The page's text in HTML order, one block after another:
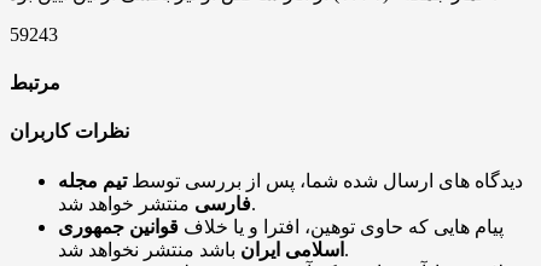
59243
مرتبط
نظرات کاربران
دیدگاه های ارسال شده شما، پس از بررسی توسطتیم مجله
فارسیمنتشر خواهد شد.
پیام هایی که حاوی توهین، افترا و یا خلاف قوانین جمهوری
اسلامی ایران باشد منتشر نخواهد شد.